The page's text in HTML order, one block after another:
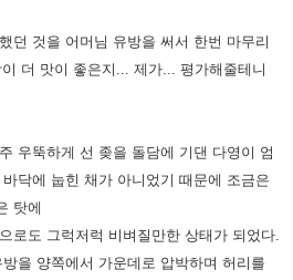
던 것을 어머님 유방을 써서 한번 마무리
더 맛이 좋은지... 제가... 평가해줄테니
우뚝하게 선 좆을 돌담에 기댄 다영이 엄
닥에 눕힌 채가 아니었기 때문에 조금은
탓에
로도 그럭저럭 비벼질만한 상태가 되었다.
을 양쪽에서 가운데로 압박하며 허리를